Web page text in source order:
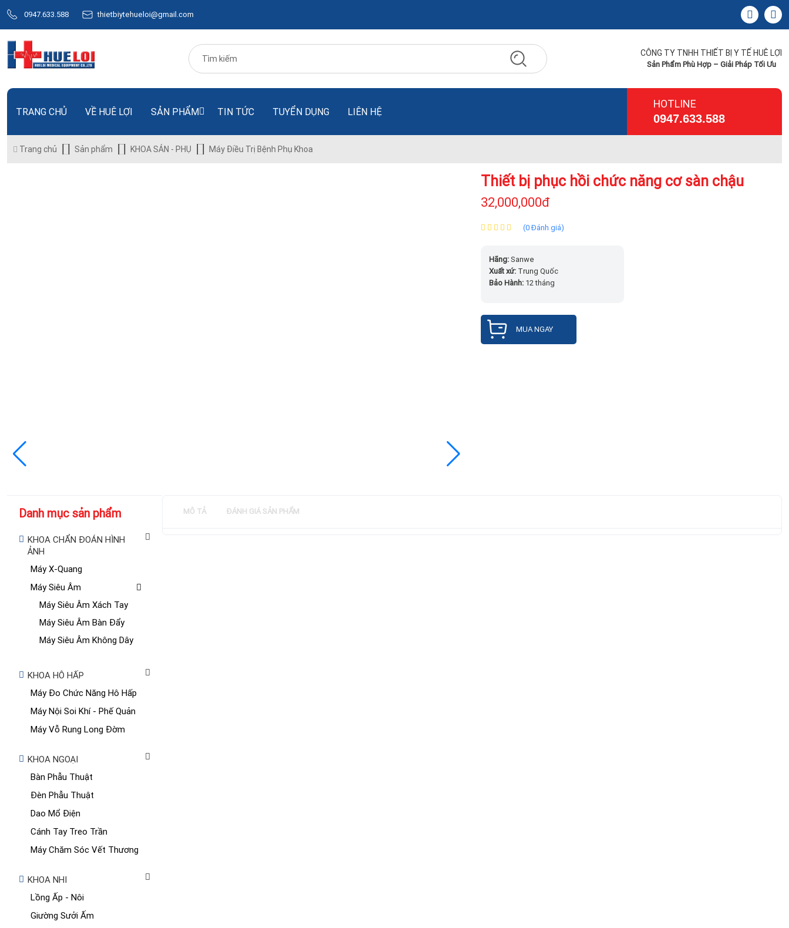
0947.633.588 thietbiytehueloi@gmail.com
CÔNG TY TNHH THIẾT BỊ Y TẾ HUÊ LỢI
Sản Phẩm Phù Hợp – Giải Pháp Tối Ưu
TRANG CHỦ VỀ HUÊ LỢI SẢN PHẨM TIN TỨC TUYỂN DỤNG LIÊN HỆ
HOTLINE
0947.633.588
Trang chủ Sản phẩm KHOA SẢN - PHỤ Máy Điều Trị Bệnh Phụ Khoa
Thiết bị phục hồi chức năng cơ sàn chậu
32,000,000đ
(0 Đánh giá)
Hãng:Sanwe
Xuất xứ: Trung Quốc
Bảo Hành: 12 tháng
MUA NGAY
Danh mục sản phẩm
KHOA CHẨN ĐOÁN HÌNH
ẢNH
Máy X-Quang
Máy Siêu Âm
Máy Siêu Âm Xách Tay
Máy Siêu Âm Bàn Đẩy
Máy Siêu Âm Không Dây
KHOA HÔ HẤP
Máy Đo Chức Năng Hô Hấp
Máy Nội Soi Khí - Phế Quản
Máy Vỗ Rung Long Đờm
KHOA NGOẠI
Bàn Phẫu Thuật
Đèn Phẫu Thuật
Dao Mổ Điện
Cánh Tay Treo Trần
Máy Chăm Sóc Vết Thương
KHOA NHI
Lồng Ấp - Nôi
Giường Sưởi Ấm
MÔ TẢ ĐÁNH GIÁ SẢN PHẨM